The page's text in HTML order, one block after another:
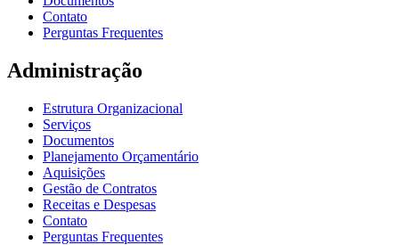
Contato
Perguntas Frequentes
Administração
Estrutura Organizacional
Serviços
Documentos
Planejamento Orçamentário
Aquisições
Gestão de Contratos
Receitas e Despesas
Contato
Perguntas Frequentes